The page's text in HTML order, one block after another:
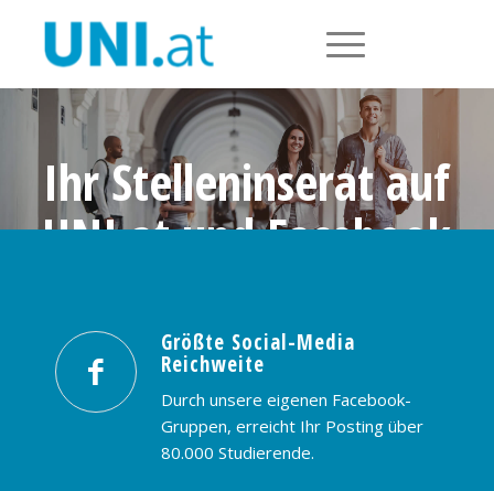
Ihr Stelleninserat auf
UNI.at und Facebook
PREISE & BUCHUNG KONTAKT
Größte Social-Media
Reichweite
Durch unsere eigenen Facebook-
Gruppen, erreicht Ihr Posting über
80.000 Studierende.